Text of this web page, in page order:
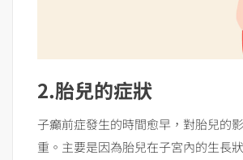
2.胎兒的症狀
子癲前症發生的時間愈早，對胎兒的
重。主要是因為胎兒在子宮內的生長